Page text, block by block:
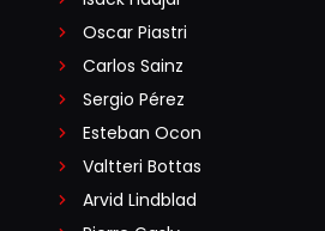
Oscar Piastri
Carlos Sainz
Sergio Pérez
Esteban Ocon
Valtteri Bottas
Arvid Lindblad